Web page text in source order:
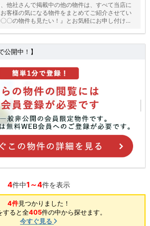
他社さんで掲載中の他の物件は、すべて当店に
客様の気になる物件をまとめてご紹介させてい
〇の物件も見たい！』とお気軽にお申し付けく
公開中！】
4件中1～4件を表示
4件見つかりました！
すると全405件の中から探せます。
今すぐ見る